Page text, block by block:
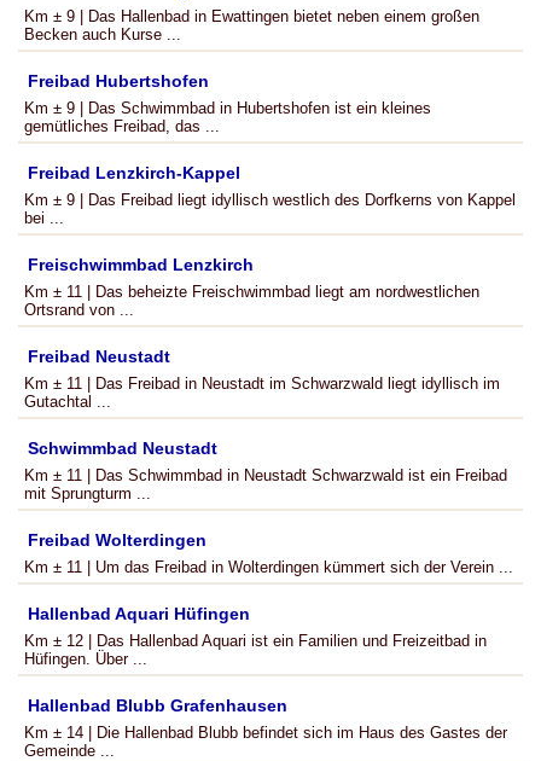
Km ± 9 | Das Hallenbad in Ewattingen bietet neben einem großen
Becken auch Kurse ...
Freibad Hubertshofen
Km ± 9 | Das Schwimmbad in Hubertshofen ist ein kleines
gemütliches Freibad, das ...
Freibad Lenzkirch-Kappel
Km ± 9 | Das Freibad liegt idyllisch westlich des Dorfkerns von Kappel
bei ...
Freischwimmbad Lenzkirch
Km ± 11 | Das beheizte Freischwimmbad liegt am nordwestlichen
Ortsrand von ...
Freibad Neustadt
Km ± 11 | Das Freibad in Neustadt im Schwarzwald liegt idyllisch im
Gutachtal ...
Schwimmbad Neustadt
Km ± 11 | Das Schwimmbad in Neustadt Schwarzwald ist ein Freibad
mit Sprungturm ...
Freibad Wolterdingen
Km ± 11 | Um das Freibad in Wolterdingen kümmert sich der Verein ...
Hallenbad Aquari Hüfingen
Km ± 12 | Das Hallenbad Aquari ist ein Familien und Freizeitbad in
Hüfingen. Über ...
Hallenbad Blubb Grafenhausen
Km ± 14 | Die Hallenbad Blubb befindet sich im Haus des Gastes der
Gemeinde ...